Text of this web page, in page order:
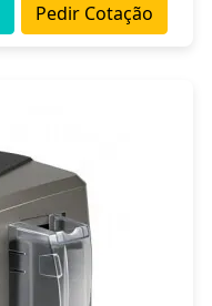
Pedir Cotação